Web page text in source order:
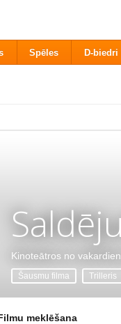
Spēles D-biedri
Kinoteātros no
Šausmu filma Trilleris
meklēšana